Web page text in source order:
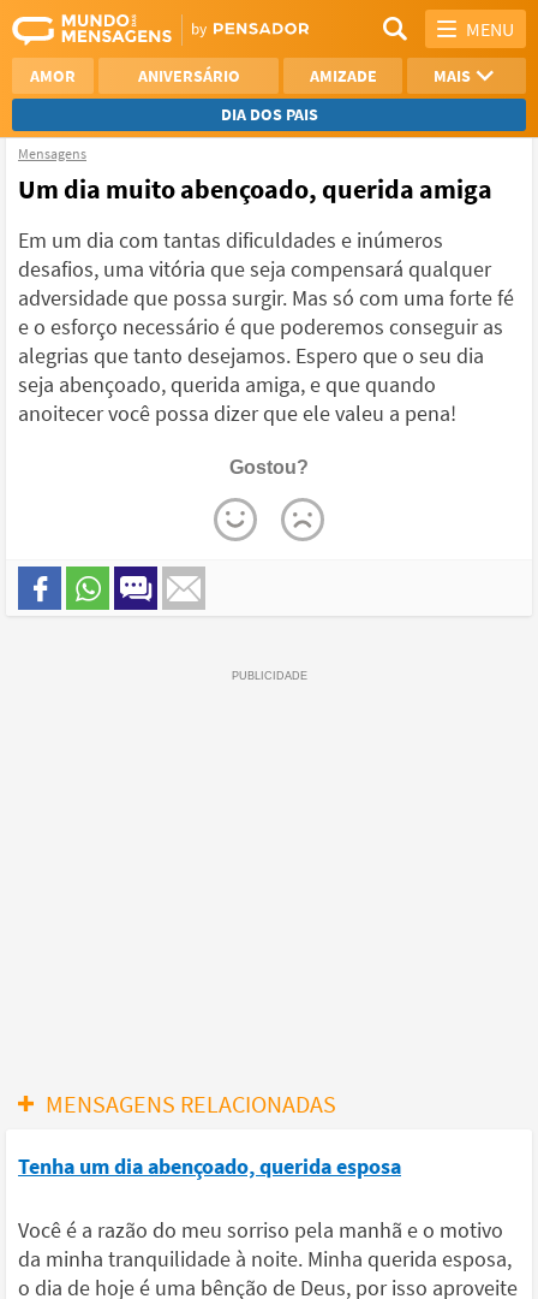
MENU
AMOR ANIVERSÁRIO AMIZADE
MAIS
DIA DOS PAIS
REFLEXÃO
AGRADECIMENTO
NAMORO
VER TODAS
Mensagens
Um dia muito abençoado, querida amiga
Em um dia com tantas dificuldades e inúmeros
desafios, uma vitória que seja compensará qualquer
adversidade que possa surgir. Mas só com uma forte fé
e o esforço necessário é que poderemos conseguir as
alegrias que tanto desejamos. Espero que o seu dia
seja abençoado, querida amiga, e que quando
anoitecer você possa dizer que ele valeu a pena!
Gostou?
MENSAGENS RELACIONADAS
Tenha um dia abençoado, querida esposa
Você é a razão do meu sorriso pela manhã e o motivo
da minha tranquilidade à noite. Minha querida esposa,
o dia de hoje é uma bênção de Deus, por isso aproveite